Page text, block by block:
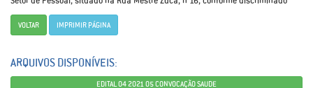
VOLTAR IMPRIMIR PÁGINA
ARQUIVOS DISPONÍVEIS:
EDITAL 04 2021 05 CONVOCAÇÃO SAUDE